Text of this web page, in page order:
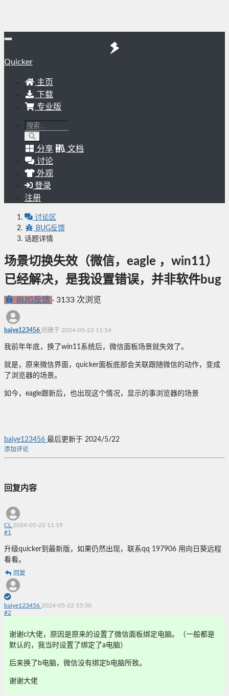
Quicker
主页
下载
专业版
分享
文档
讨论
外观
登录
注册
讨论区
BUG反馈
话题详情
场景切换失效（微信，eagle ，win11）
已经解决，是我设置错误，并非软件bug
BUG反馈 · 3133 次浏览
baiye123456 创建于 2024-05-22 11:14
我前年年底，换了win11系统后，微信面板场景就失效了。
就是，原来微信界面，quicker面板底部会关联跟随微信的动作，变成
了浏览器的场景。
如今，eagle跟新后，也出现这个情况，显示的事浏览器的场景
baiye123456 最后更新于 2024/5/22
添加评论
回复内容
CL 2024-05-22 11:19
#1
升级quicker到最新版，如果仍然出现，联系qq 197906 用向日葵远程
看看。
回复
baiye123456 2024-05-22 15:30
#2
谢谢cl大佬，原因是原来的设置了微信面板绑定电脑。（一般都是
默认的，我当时设置了绑定了a电脑）
后来换了b电脑，微信没有绑定b电脑所致。
谢谢大佬